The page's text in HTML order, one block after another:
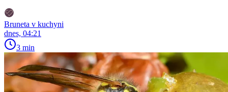
Bruneta v kuchyni
dnes, 04:21
3 min